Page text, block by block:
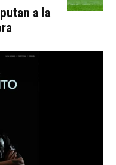
a la